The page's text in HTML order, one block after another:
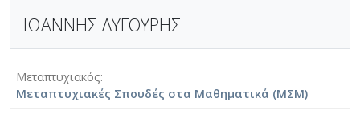
ΙΩΑΝΝΗΣ ΛΥΓΟΥΡΗΣ
Μεταπτυχιακός
Μεταπτυχιακές Σπουδές στα Μαθηματικά (ΜΣΜ)